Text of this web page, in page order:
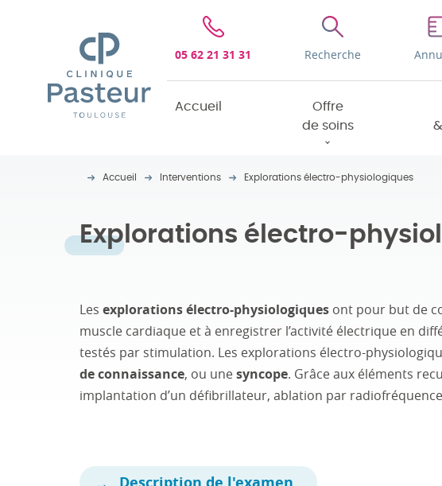
Clinique Pasteur
05 62 21 31 31 Recherche
Accueil
Offre
de soins
Accueil Interventions Explorations électro-physiologiques
Explorations électro-
Les explorations électro-physiologiques ont pour but de
muscle cardiaque et à enregistrer l’activité électrique en
testés par stimulation. Les explorations électro-
de connaissance, ou unesyncope. Grâce aux éléments
implantation d’un défibrillateur, ablation par